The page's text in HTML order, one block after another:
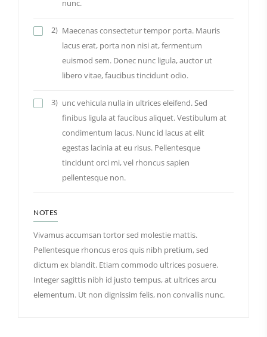
nunc.
2) Maecenas consectetur tempor porta. Mauris
lacus erat, porta non nisi at, fermentum
euismod sem. Donec nunc ligula, auctor ut
libero vitae, faucibus tincidunt odio.
3) unc vehicula nulla in ultrices eleifend. Sed
finibus ligula at faucibus aliquet. Vestibulum at
condimentum lacus. Nunc id lacus at elit
egestas lacinia at eu risus. Pellentesque
tincidunt orci mi, vel rhoncus sapien
pellentesque non.
NOTES
Vivamus accumsan tortor sed molestie mattis.
Pellentesque rhoncus eros quis nibh pretium, sed
dictum ex blandit. Etiam commodo ultrices posuere.
Integer sagittis nibh id justo tempus, at ultrices arcu
elementum. Ut non dignissim felis, non convallis nunc.